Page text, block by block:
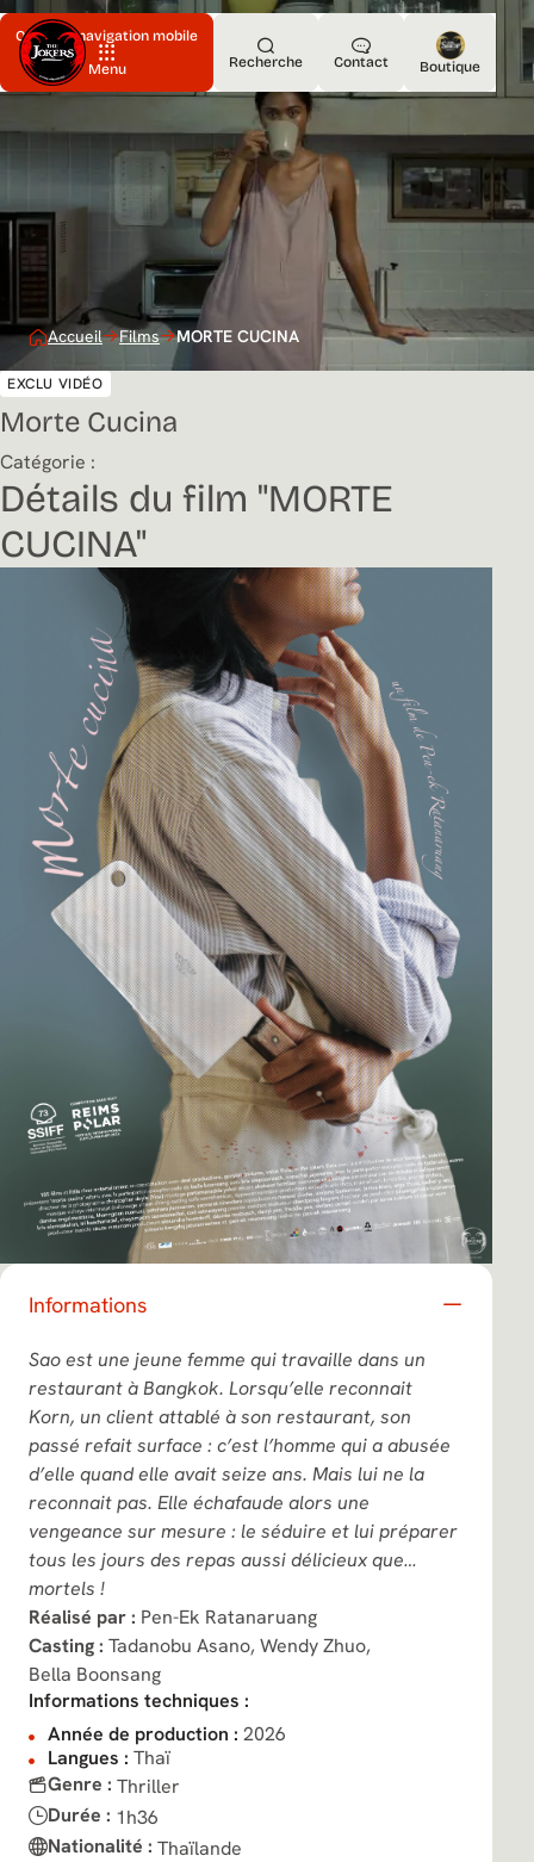
Ouvrir la navigation mobile
Menu
Recherche Contact Boutique
Morte Cucina
Catégorie :
EXCLU VIDÉO
Accueil Films MORTE CUCINA
Détails du film "MORTE
CUCINA"
Informations
Sao est une jeune femme qui travaille dans un
restaurant à Bangkok. Lorsqu’elle reconnait
Korn, un client attablé à son restaurant, son
passé refait surface : c’est l’homme qui a abusée
d’elle quand elle avait seize ans. Mais lui ne la
reconnait pas. Elle échafaude alors une
vengeance sur mesure : le séduire et lui préparer
tous les jours des repas aussi délicieux que…
mortels !
Réalisé par : Pen-Ek Ratanaruang
Casting : Tadanobu Asano, Wendy Zhuo,
Bella Boonsang
Informations techniques :
Année de production : 2026
Langues : Thaï
Genre : Thriller
Durée : 1h36
Nationalité : Thaïlande